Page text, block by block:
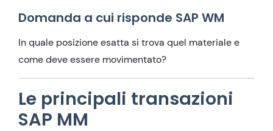
Domanda a cui risponde SAP WM
In quale posizione esatta si trova quel materiale e
come deve essere movimentato?
Le principali transazioni
SAP MM